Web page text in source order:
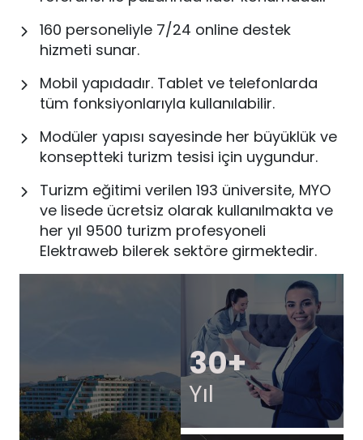
160 personeliyle 7/24 online destek
hizmeti sunar.
Mobil yapıdadır. Tablet ve telefonlarda
tüm fonksiyonlarıyla kullanılabilir.
Modüler yapısı sayesinde her büyüklük ve
konseptteki turizm tesisi için uygundur.
Turizm eğitimi verilen 193 üniversite, MYO
ve lisede ücretsiz olarak kullanılmakta ve
her yıl 9500 turizm profesyoneli
Elektraweb bilerek sektöre girmektedir.
30+
Yıl